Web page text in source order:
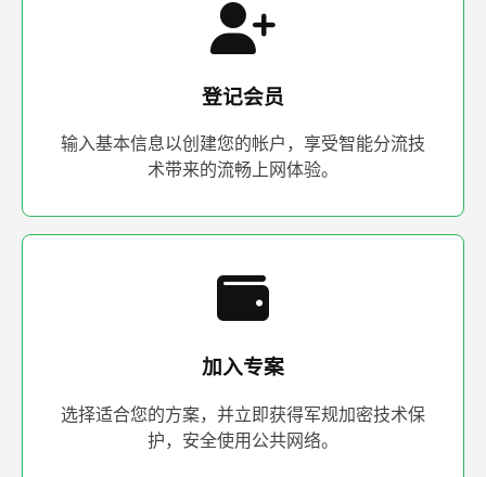
登记会员
输入基本信息以创建您的帐户，享受智能分流技
术带来的流畅上网体验。
加入专案
选择适合您的方案，并立即获得军规加密技术保
护，安全使用公共网络。